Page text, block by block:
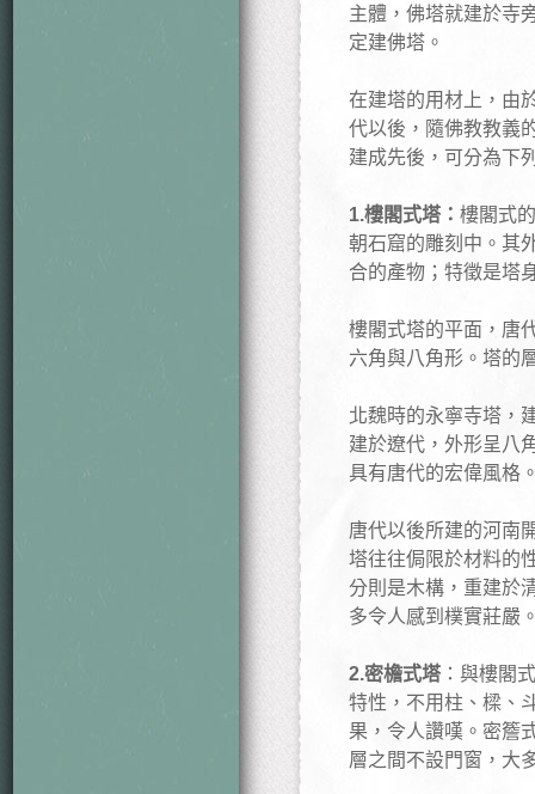
主體，佛塔就建於寺
定建佛塔。
在建塔的用材上，由
代以後，隨佛教教義
建成先後，可分為下
1.樓閣式塔： 樓閣式
朝石窟的雕刻中。其
合的產物；特徵是塔
樓閣式塔的平面，唐
六角與八角形。塔的
北魏時的永寧寺塔，
建於遼代，外形呈八
具有唐代的宏偉風格
唐代以後所建的河南
塔往往侷限於材料的
分則是木構，重建於
多令人感到樸實莊嚴
2.密檐式塔 ：與樓閣
特性，不用柱、樑、
果，令人讚嘆。密簷
層之間不設門窗，大